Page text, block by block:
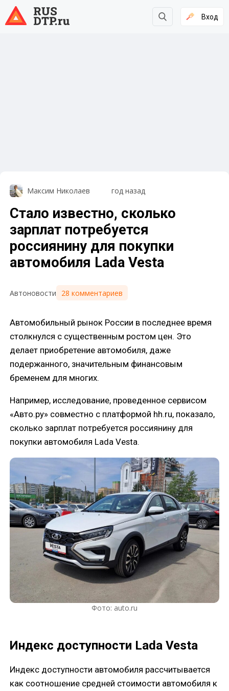
Вход
Максим Николаев год назад
Стало известно, сколько
зарплат потребуется
россиянину для покупки
автомобиля Lada Vesta
Автоновости 28 комментариев
Автомобильный рынок России в последнее время
столкнулся с существенным ростом цен. Это
делает приобретение автомобиля, даже
подержанного, значительным финансовым
бременем для многих.
Например, исследование, проведенное сервисом
«Авто.ру» совместно с платформой hh.ru, показало,
сколько зарплат потребуется россиянину для
покупки автомобиля Lada Vesta.
Фото: auto.ru
Индекс доступности Lada Vesta
Индекс доступности автомобиля рассчитывается
как соотношение средней стоимости автомобиля к